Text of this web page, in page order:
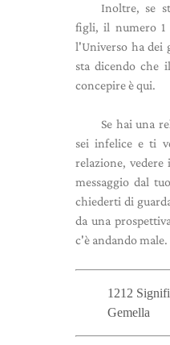
Inoltre, se
figli, il numero 1
l'Universo ha dei
sta dicendo che
concepire è qui.
Se hai una
sei infelice e ti
relazione, vedere
messaggio dal
chiederti di
da una
c'è andando male.
1212
Gemella